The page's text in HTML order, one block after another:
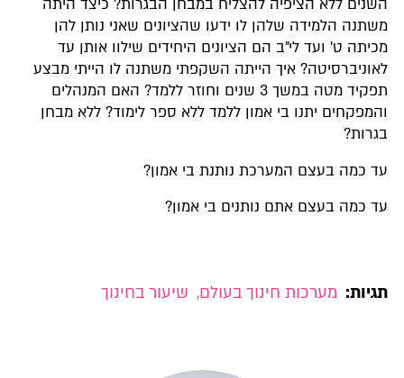
השנים ללא הציפיה להצליח במבחן הבגרות? כיצד היתה
משתנה הלמידה שלהן לו ידעו שהציונים שאני נותן להן
מכיתה ט' ועד לי"ב הם הציונים היחידים שילוו אותן עד
לאוניברסיטה? איך הייתה השקפתי משתנה לו הייתי מבצע
תפקיד מטה במשך 3 שנים וחוזר ללמד? האם המנהלים
והמפקחים יתנו בי אמון ללמד ללא ספר לימוד? ללא מבחן
בגרות?
עד כמה בעצם המערכת נותנת בי אמון?
עד כמה בעצם אתם נותנים בי אמון?
תגיות: מערכות חינוך בעולם, שיעור בחינוך